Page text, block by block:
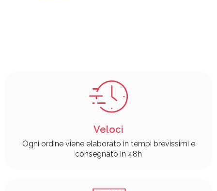
Veloci
Ogni ordine viene elaborato in tempi brevissimi e
consegnato in 48h